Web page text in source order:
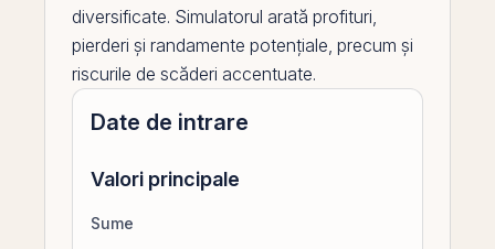
diversificate. Simulatorul arată profituri,
pierderi și randamente potențiale, precum și
riscurile de scăderi accentuate.
Date de intrare
Valori principale
Sume